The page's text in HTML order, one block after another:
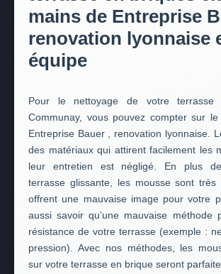
mains de Entreprise
renovation lyonnaise
équipe
Pour le nettoyage de votre
Communay, vous pouvez compter sur
Entreprise Bauer , renovation lyonnaise.
des matériaux qui attirent facilement les
leur entretien est négligé. En plus
terrasse glissante, les mousse sont très
offrent une mauvaise image pour votre
aussi savoir qu’une mauvaise méthode
résistance de votre terrasse (exemple :
pression). Avec nos méthodes, les
sur votre terrasse en brique seront